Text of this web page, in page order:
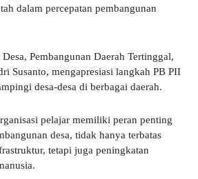
dalam percepatan pembangunan
Pembangunan Daerah Tertinggal,
Susanto, mengapresiasi langkah PB PII
desa-desa di berbagai daerah.
pelajar memiliki peran penting
desa, tidak hanya terbatas
tetapi juga peningkatan